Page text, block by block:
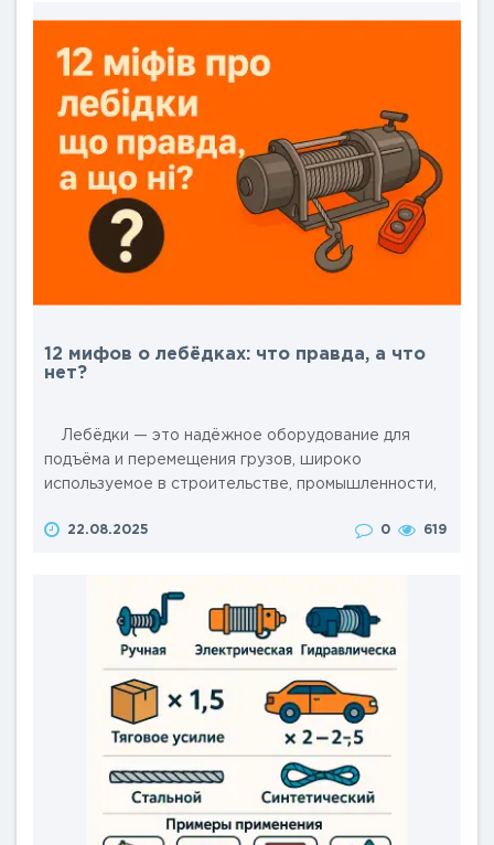
этой статье мы рассмотрим, как электриче..
12 мифов о лебёдках: что правда, а что
нет?
Лебёдки — это надёжное оборудование для
подъёма и перемещения грузов, широко
используемое в строительстве, промышленности,
хозяйстве и в быту. Однако вокруг них существует
покупателей. В этой статье мы развенчаем 10
популярных мифов о лебёдках,..
22.08.2025 0 619